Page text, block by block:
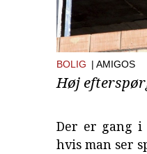
BOLIG | AMIGOS
Høj
Der er gang
hvis man ser